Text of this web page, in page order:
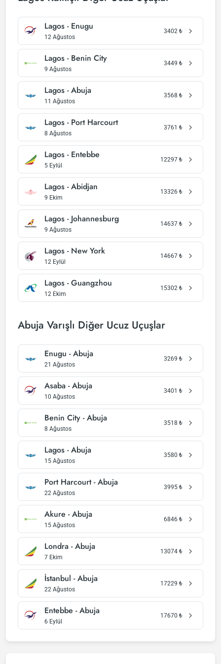
Lagos - Enugu
12 Ağustos
3402 ₺
Lagos - Benin City
9 Ağustos
3449 ₺
Lagos - Abuja
11 Ağustos
3568 ₺
Lagos - Port Harcourt
8 Ağustos
3761 ₺
Lagos - Entebbe
5 Eylül
12297 ₺
Lagos - Abidjan
9 Ekim
13326 ₺
Lagos - Johannesburg
9 Ağustos
14637 ₺
Lagos - New York
12 Eylül
14667 ₺
Lagos - Guangzhou
12 Ekim
15302 ₺
Abuja Varışlı Diğer Ucuz Uçuşlar
Enugu - Abuja
21 Ağustos
3269 ₺
Asaba - Abuja
10 Ağustos
3401 ₺
Benin City - Abuja
8 Ağustos
3518 ₺
Lagos - Abuja
15 Ağustos
3580 ₺
Port Harcourt - Abuja
22 Ağustos
3995 ₺
Akure - Abuja
15 Ağustos
6846 ₺
Londra - Abuja
7 Ekim
13074 ₺
İstanbul - Abuja
22 Ağustos
17229 ₺
Entebbe - Abuja
6 Eylül
17670 ₺